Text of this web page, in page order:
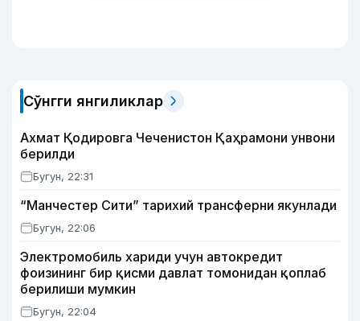
Сўнгги янгиликлар
Ахмат Қодировга Чеченистон Қаҳрамони унвони
берилди
Бугун, 22:31
“Манчестер Сити” тарихий трансферни якунлади
Бугун, 22:06
Электромобиль хариди учун автокредит
фоизининг бир қисми давлат томонидан қоплаб
берилиши мумкин
Бугун, 22:04